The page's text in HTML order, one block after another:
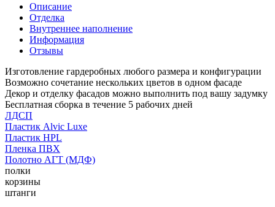
Описание
Отделка
Внутреннее наполнение
Информация
Отзывы
Изготовление гардеробных любого размера и конфигурации
Возможно сочетание нескольких цветов в одном фасаде
Декор и отделку фасадов можно выполнить под вашу задумку
Бесплатная сборка в течение 5 рабочих дней
ЛДСП
Пластик Alvic Luxe
Пластик HPL
Пленка ПВХ
Полотно АГТ (МДФ)
полки
корзины
штанги